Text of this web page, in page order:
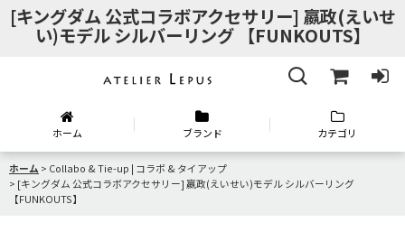
[キングダム 公式コラボアクセサリー] 嬴政(えいせ
い)モデル シルバーリング 【FUNKOUTS】
ホーム ブランド カテゴリ
ホーム > Collabo & Tie-up | コラボ & タイアップ
> [キングダム 公式コラボアクセサリー] 嬴政(えいせい)モデル シルバーリング
【FUNKOUTS】